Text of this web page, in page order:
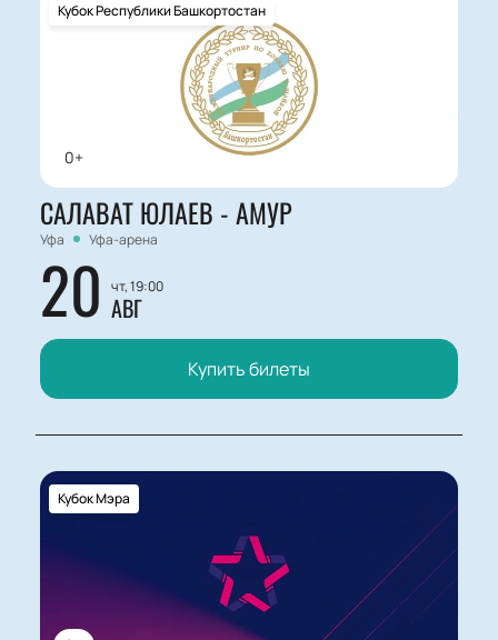
0+
Кубок Республики Башкортостан
САЛАВАТ ЮЛАЕВ - АМУР
Уфа Уфа-арена
20 чт, 19:00
АВГ
Купить билеты
Кубок Мэра